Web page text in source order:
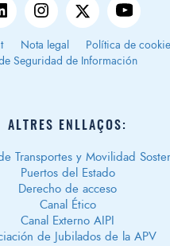
Nota legal Política de
Seguridad de Información
ALTRES ENLLAÇOS:
Transportes y Movilidad
Puertos del Estado
Derecho de acceso
Canal Ético
Canal Externo AIPI
de Jubilados de la APV